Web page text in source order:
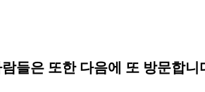
들은 또한 다음에 또 방문합니